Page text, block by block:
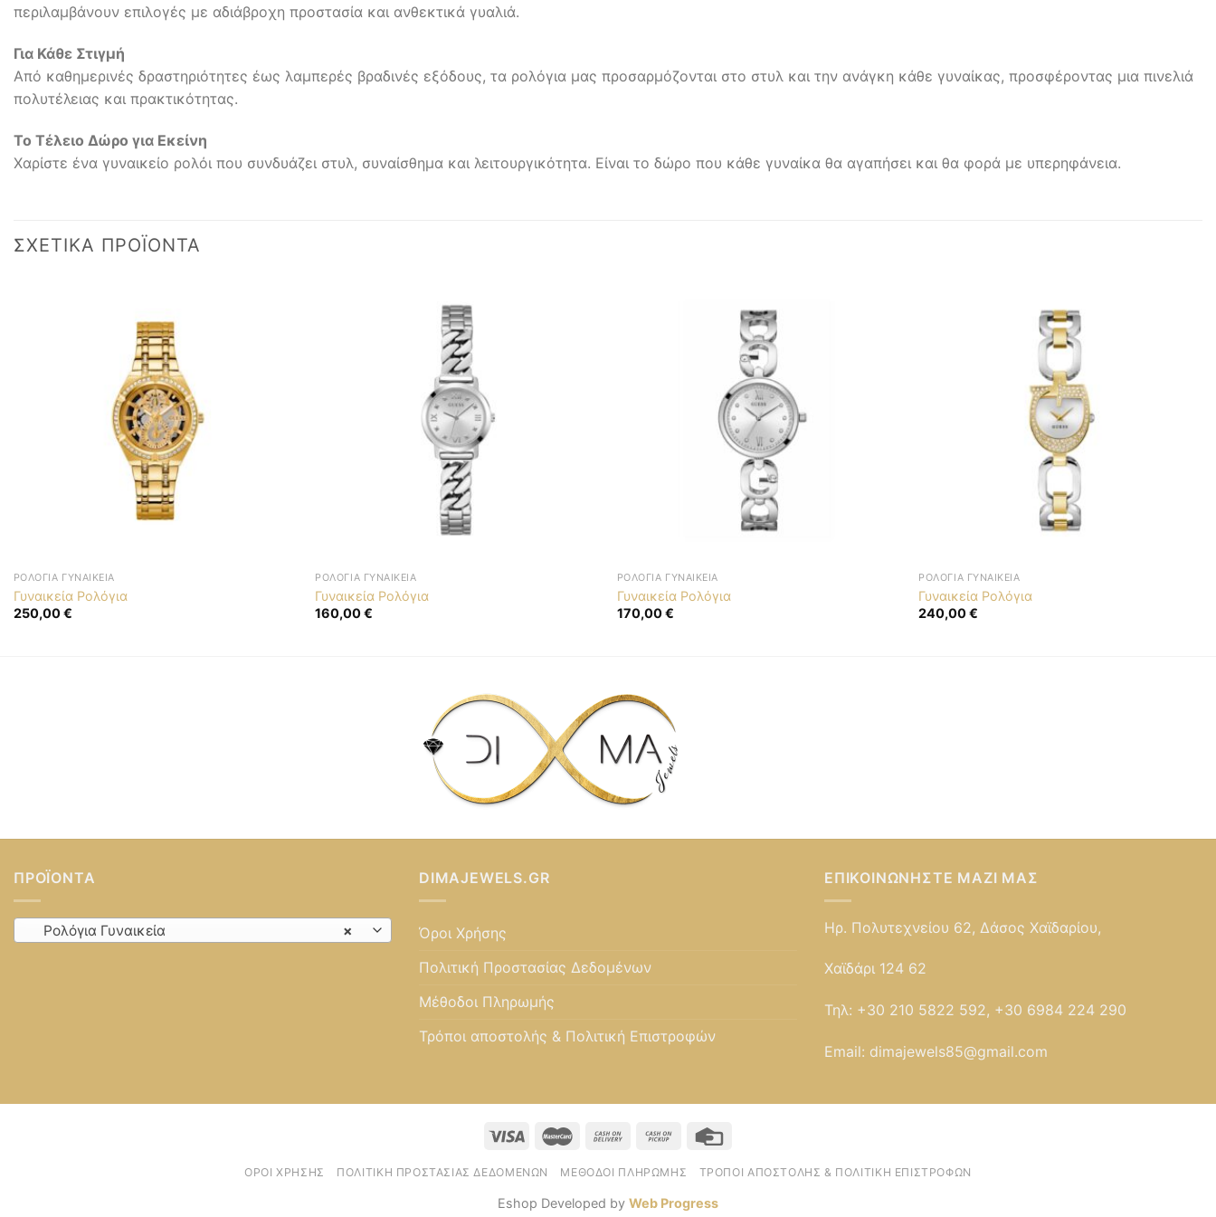
περιλαμβάνουν επιλογές με αδιάβροχη προστασία και ανθεκτικά γυαλιά.
Για Κάθε Στιγμή
Από καθημερινές δραστηριότητες έως λαμπερές βραδινές εξόδους, τα ρολόγια μας προσαρμόζονται στο στυλ και την ανάγκη κάθε γυναίκας, προσφέροντας μια πινελιά
πολυτέλειας και πρακτικότητας.
Το Τέλειο Δώρο για Εκείνη
Χαρίστε ένα γυναικείο ρολόι που συνδυάζει στυλ, συναίσθημα και λειτουργικότητα. Είναι το δώρο που κάθε γυναίκα θα αγαπήσει και θα φορά με υπερηφάνεια.
ΣΧΕΤΙΚΆ ΠΡΟΪΌΝΤΑ
ΡΟΛΌΓΙΑ ΓΥΝΑΙΚΕΊΑ
Γυναικεία Ρολόγια
250,00€
ΡΟΛΌΓΙΑ ΓΥΝΑΙΚΕΊΑ
Γυναικεία Ρολόγια
160,00€
ΡΟΛΌΓΙΑ ΓΥΝΑΙΚΕΊΑ
Γυναικεία Ρολόγια
170,00€
ΡΟΛΌΓΙΑ ΓΥΝΑΙΚΕΊΑ
Γυναικεία Ρολόγια
240,00€
ΠΡΟΪΌΝΤΑ
×
Ρολόγια Γυναικεία
DIMAJEWELS.GR
Όροι Χρήσης
Πολιτική Προστασίας Δεδομένων
Μέθοδοι Πληρωμής
Τρόποι αποστολής & Πολιτική Επιστροφών
ΕΠΙΚΟΙΝΩΝΉΣΤΕ ΜΑΖΊ ΜΑΣ
Ηρ. Πολυτεχνείου 62, Δάσος Χαϊδαρίου,
Χαϊδάρι 124 62
Τηλ: +30 210 5822 592, +30 6984 224 290
Email: dimajewels85@gmail.com
ΌΡΟΙ ΧΡΉΣΗΣ ΠΟΛΙΤΙΚΉ ΠΡΟΣΤΑΣΊΑΣ ΔΕΔΟΜΈΝΩΝ ΜΈΘΟΔΟΙ ΠΛΗΡΩΜΉΣ ΤΡΌΠΟΙ ΑΠΟΣΤΟΛΉΣ & ΠΟΛΙΤΙΚΉ ΕΠΙΣΤΡΟΦΏΝ
Eshop Developed by Web Progress